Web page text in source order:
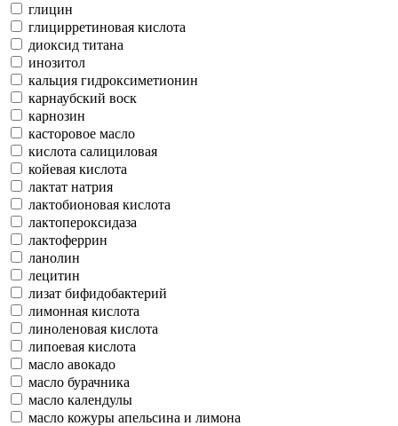
глицин
глицирретиновая кислота
диоксид титана
инозитол
кальция гидроксиметионин
карнаубский воск
карнозин
касторовое масло
кислота салициловая
койевая кислота
лактат натрия
лактобионовая кислота
лактопероксидаза
лактоферрин
ланолин
лецитин
лизат бифидобактерий
лимонная кислота
линоленовая кислота
липоевая кислота
масло авокадо
масло бурачника
масло календулы
масло кожуры апельсина и лимона